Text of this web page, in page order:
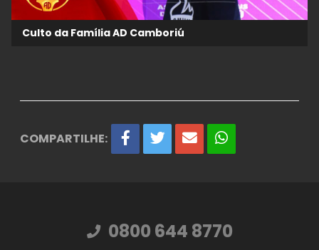
Culto da Família AD Camboriú
COMPARTILHE:
0800 644 8770